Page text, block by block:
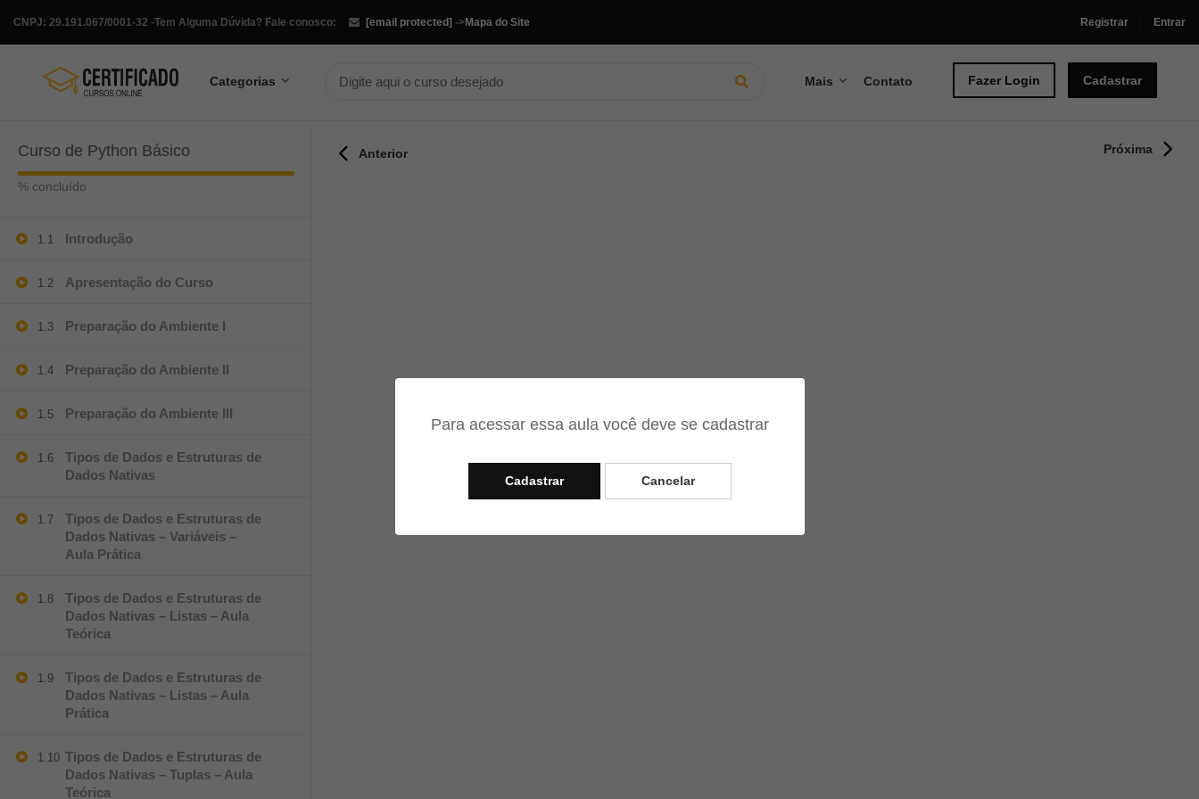
Para acessar essa aula você deve se cadastrar
Cadastrar Cancelar
Tem Alguma Dúvida? Fale conosco: [email protected]
CNPJ: 29.191.067/0001-32 - ->Mapa do Site Registrar Entrar
Categorias Mais Contato Fazer Login Cadastrar
Curso de Python Básico
% concluído
1.1 Introdução
1.2 Apresentação do Curso
1.3 Preparação do Ambiente I
1.4 Preparação do Ambiente II
1.5 Preparação do Ambiente III
1.6
Tipos de Dados e Estruturas de
Dados Nativas
1.7
Tipos de Dados e Estruturas de
Dados Nativas – Variáveis –
Aula Prática
1.8
Tipos de Dados e Estruturas de
Dados Nativas – Listas – Aula
Teórica
1.9
Tipos de Dados e Estruturas de
Dados Nativas – Listas – Aula
Prática
1.10 Tipos de Dados e Estruturas de
Dados Nativas – Tuplas – Aula
Teórica
Anterior Próxima